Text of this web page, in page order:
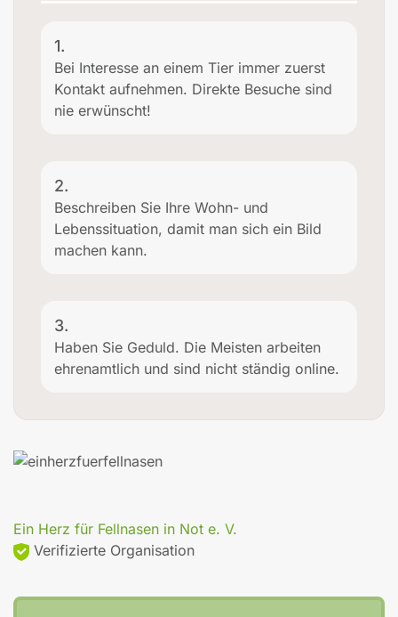
1.
Bei Interesse an einem Tier immer zuerst
Kontakt aufnehmen. Direkte Besuche sind
nie erwünscht!
2.
Beschreiben Sie Ihre Wohn- und
Lebenssituation, damit man sich ein Bild
machen kann.
3.
Haben Sie Geduld. Die Meisten arbeiten
ehrenamtlich und sind nicht ständig online.
Ein Herz für Fellnasen in Not e. V.
Verifizierte Organisation